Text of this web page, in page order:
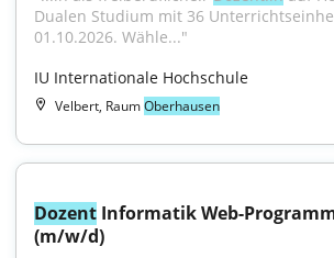
Dualen Studium mit 36
01.10.2026. Wähle..."
IU Internationale Hochschule
Velbert, RaumOberhausen
Dozent Informatik Web-
(m/w/d)